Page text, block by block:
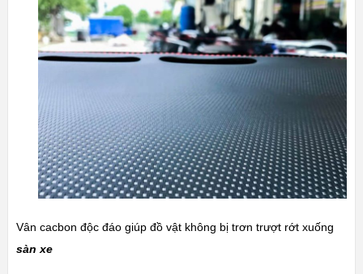
Vân cacbon độc đáo giúp đồ vật không bị trơn trượt rớt xuống
sàn xe